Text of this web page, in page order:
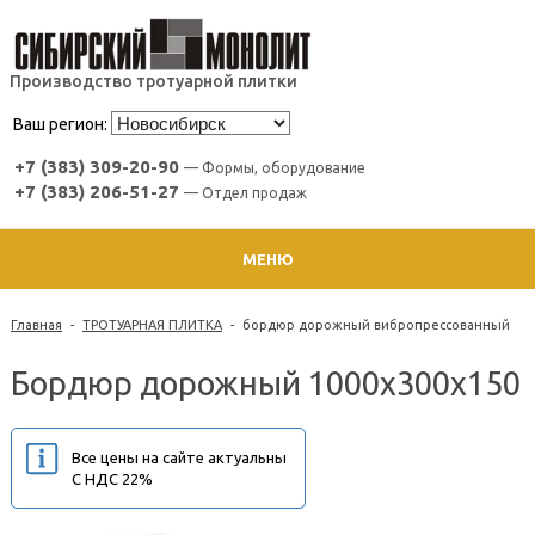
Производство тротуарной плитки
Ваш регион:
+7 (383) 309-20-90 — Формы, оборудование
+7 (383) 206-51-27 — Отдел продаж
МЕНЮ
Главная - ТРОТУАРНАЯ ПЛИТКА - бордюр дорожный вибропрессованный
Бордюр дорожный 1000х300х150
Все цены на сайте актуальны
С НДС 22%